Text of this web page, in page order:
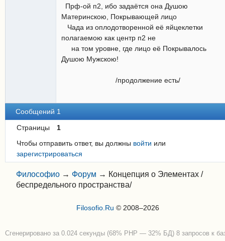
Прф-ой п2, ибо задаётся она Душою
Материнскою, Покрывающей лицо
Чада из оплодотворенной её яйцеклетки
полагаемою как центр п2 не
на том уровне, где лицо её Покрывалось
Душою Мужскою!
/продолжение есть/
Сообщений 1
Страницы
1
Чтобы отправить ответ, вы должны войти или
зарегистрироваться
Философио → Форум → Концепция о Элементах /
беспредельного пространства/
Filosofio.Ru © 2008–2026
Сгенерировано за 0.024 секунды (68% PHP — 32% БД) 8 запросов к